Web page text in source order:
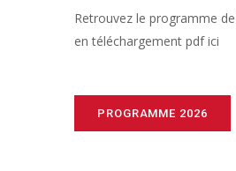
Retrouvez le programme
en téléchargement pdf ici
PROGRAMME 2026